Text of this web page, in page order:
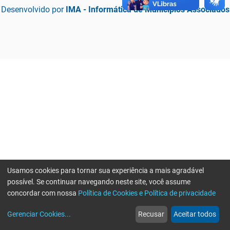
Desenvolvido por IMA - Informática de Municípios Associados
web
Notícias
more_horiz
Mais
Usamos cookies para tornar sua experiência a mais agradável
possível. Se continuar navegando neste site, você assume
concordar com nossa Política de Cookies e Política de privacidade
Gerenciar Cookies... Recusar Aceitar todos
Erro ao enviar informações, por favor tente novamente